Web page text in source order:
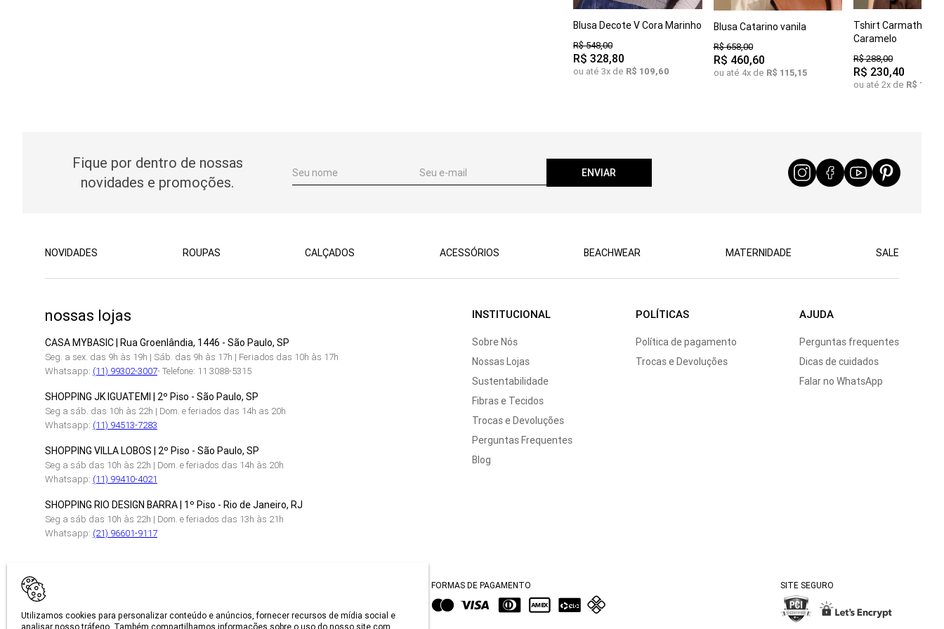
Utilizamos cookies para personalizar conteúdo e anúncios, fornecer recursos de mídia social e
analisar nosso tráfego. Também compartilhamos informações sobre o uso do nosso site com
GG
Blusa Decote V Cora Marinho
R$548,00
R$ 328,80
ou até 3x de R$ 109,60
M G GG COMPRAR
Blusa Catarino vanila
R$658,00
R$ 460,60
ou até 4x de R$ 115,15
GG
Tshirt Carmathia
Caramelo
R$288,00
R$ 230,40
ou até 2x de R$ 115
Fique por dentro de nossas
novidades e promoções.
ENVIAR
NOVIDADES ROUPAS CALÇADOS ACESSÓRIOS BEACHWEAR MATERNIDADE SALE
nossas lojas
CASA MYBASIC | Rua Groenlândia, 1446 - São Paulo, SP
Seg. a sex. das 9h às 19h | Sáb. das 9h às 17h | Feriados das 10h às 17h
Whatsapp: (11) 99302-3007- Telefone: 11 3088-5315
SHOPPING JK IGUATEMI | 2º Piso - São Paulo, SP
Seg a sáb. das 10h às 22h | Dom. e feriados das 14h as 20h
Whatsapp: (11) 94513-7283
SHOPPING VILLA LOBOS | 2º Piso - São Paulo, SP
Seg a sáb das 10h às 22h | Dom. e feriados das 14h às 20h
Whatsapp: (11) 99410-4021
SHOPPING RIO DESIGN BARRA | 1º Piso - Rio de Janeiro, RJ
Seg a sáb das 10h às 22h | Dom. e feriados das 13h às 21h
Whatsapp: (21) 96601-9117
INSTITUCIONAL
Sobre Nós
Nossas Lojas
Sustentabilidade
Fibras e Tecidos
Trocas e Devoluções
Perguntas Frequentes
Blog
POLÍTICAS
Política de pagamento
Trocas e Devoluções
AJUDA
Perguntas frequentes
Dicas de cuidados
Falar no WhatsApp
FORMAS DE PAGAMENTO SITE SEGURO